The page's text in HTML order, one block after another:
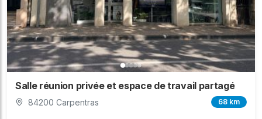
Salle réunion privée et espace de travail partagé
84200 Carpentras 68 km